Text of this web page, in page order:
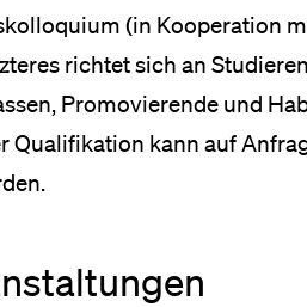
(in Kooperation
richtet sich an
Promovierende und
Qualifikation kann auf